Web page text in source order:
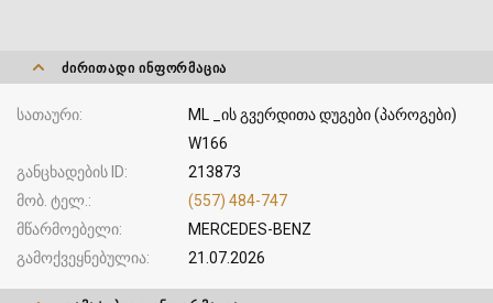
ᲫᲘᲠᲘᲗᲐᲓᲘ ᲘᲜᲤᲝᲠᲛᲐᲪᲘᲐ
სათაური
ML _ის გვერდითა დუგები (პაროგები)
W166
განცხადების ID
213873
მობ. ტელ.
(557) 484-747
მწარმოებელი
MERCEDES-BENZ
გამოქვეყნებულია
21.07.2026